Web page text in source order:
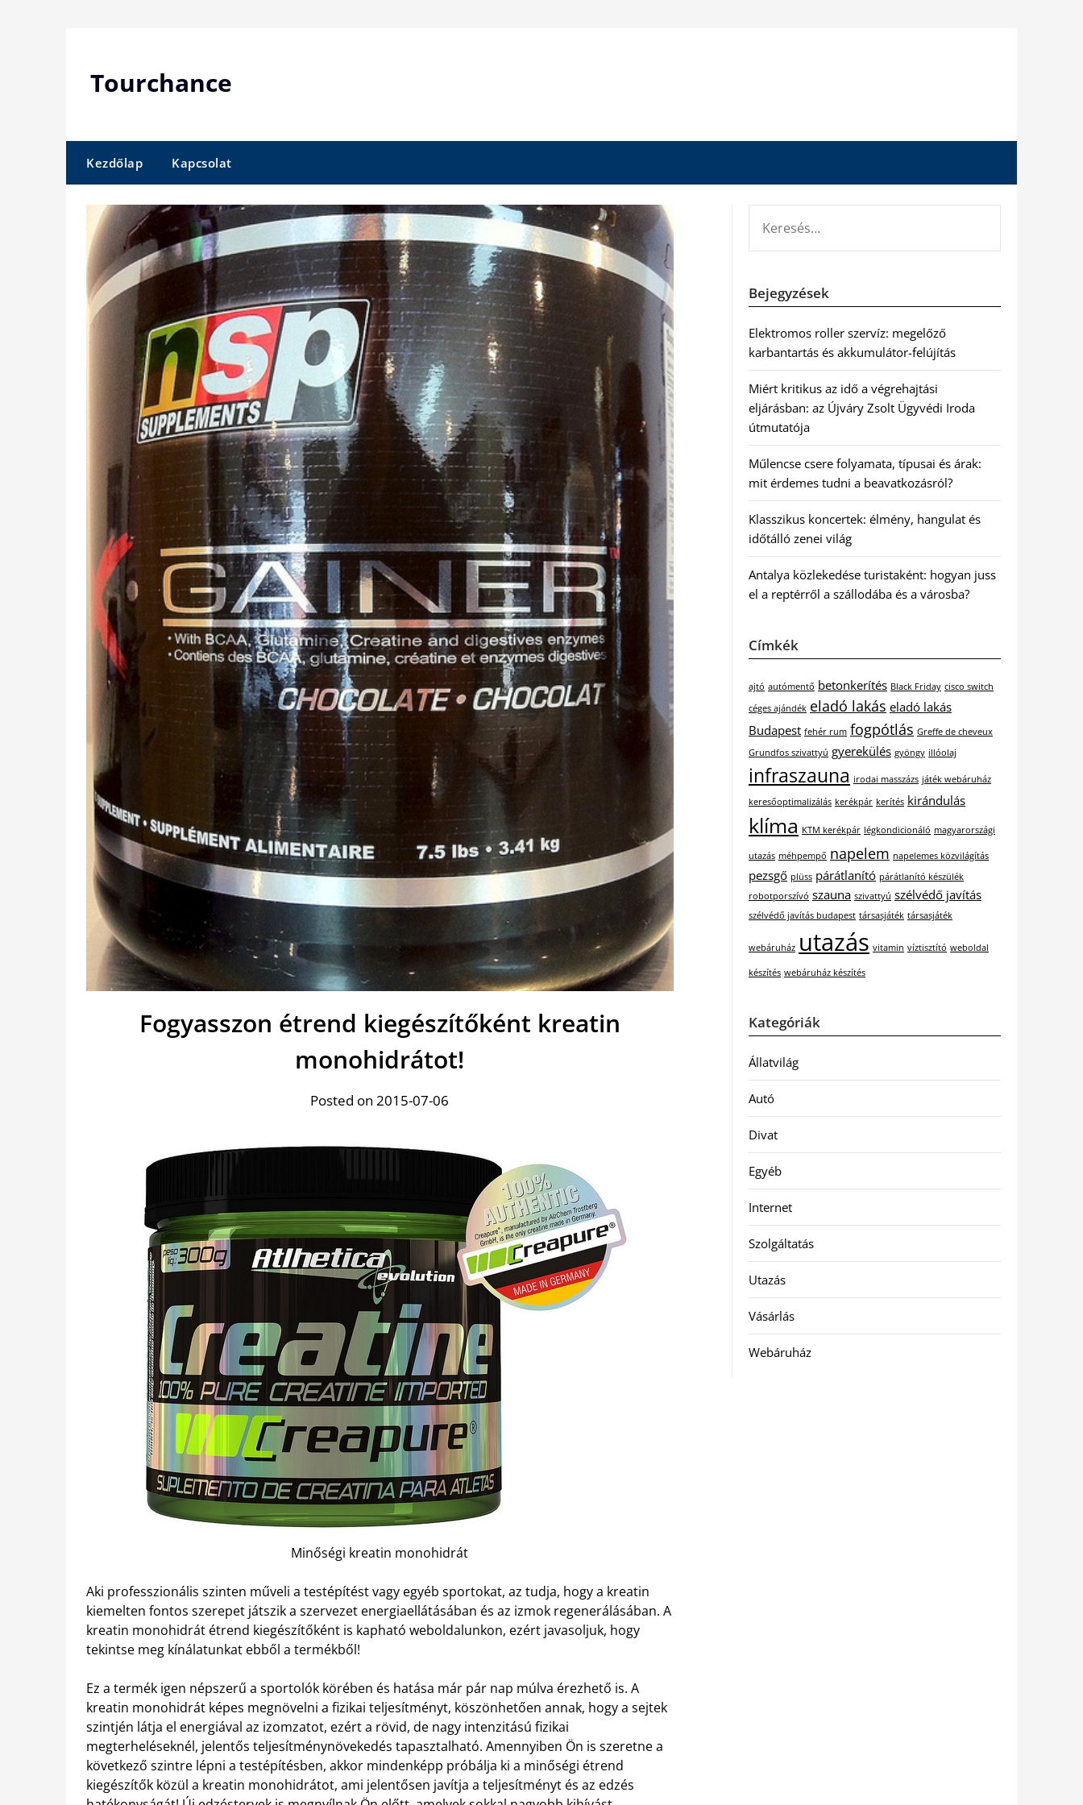
Tourchance
Kezdőlap Kapcsolat
Fogyasszon étrend kiegészítőként kreatin
monohidrátot!
Posted on 2015-07-06
Minőségi kreatin monohidrát
Aki professzionális szinten műveli a testépítést vagy egyéb sportokat, az tudja, hogy a kreatin
kiemelten fontos szerepet játszik a szervezet energiaellátásában és az izmok regenerálásában. A
kreatin monohidrát étrend kiegészítőként is kapható weboldalunkon, ezért javasoljuk, hogy
tekintse meg kínálatunkat ebből a termékből!
Ez a termék igen népszerű a sportolók körében és hatása már pár nap múlva érezhető is. A
kreatin monohidrát képes megnövelni a fizikai teljesítményt, köszönhetően annak, hogy a sejtek
szintjén látja el energiával az izomzatot, ezért a rövid, de nagy intenzitású fizikai
megterheléseknél, jelentős teljesítménynövekedés tapasztalható. Amennyiben Ön is szeretne a
következő szintre lépni a testépítésben, akkor mindenképp próbálja ki a minőségi étrend
kiegészítők közül a kreatin monohidrátot, ami jelentősen javítja a teljesítményt és az edzés
Bejegyzések
Elektromos roller szervíz: megelőző
karbantartás és akkumulátor-felújítás
Miért kritikus az idő a végrehajtási
eljárásban: az Újváry Zsolt Ügyvédi Iroda
útmutatója
Műlencse csere folyamata, típusai és árak:
mit érdemes tudni a beavatkozásról?
Klasszikus koncertek: élmény, hangulat és
időtálló zenei világ
Antalya közlekedése turistaként: hogyan juss
el a reptérről a szállodába és a városba?
Címkék
ajtó autómentő betonkerítés Black Friday cisco switch
céges ajándék eladó lakás eladó lakás
Budapest fehér rum fogpótlás Greffe de cheveux
Grundfos szivattyú gyerekülés gyöngy illóolaj
infraszauna irodai masszázs játék webáruház
keresőoptimalizálás kerékpár kerítés kirándulás
klíma KTM kerékpár légkondicionáló magyarországi
utazás méhpempő napelem napelemes közvilágítás
pezsgő plüss párátlanító párátlanító készülék
robotporszívó szauna szivattyú szélvédő javítás
szélvédő javítás budapest társasjáték társasjáték
webáruház utazás vitamin víztisztító weboldal
készítés webáruház készítés
Kategóriák
Állatvilág
Autó
Divat
Egyéb
Internet
Szolgáltatás
Utazás
Vásárlás
Webáruház